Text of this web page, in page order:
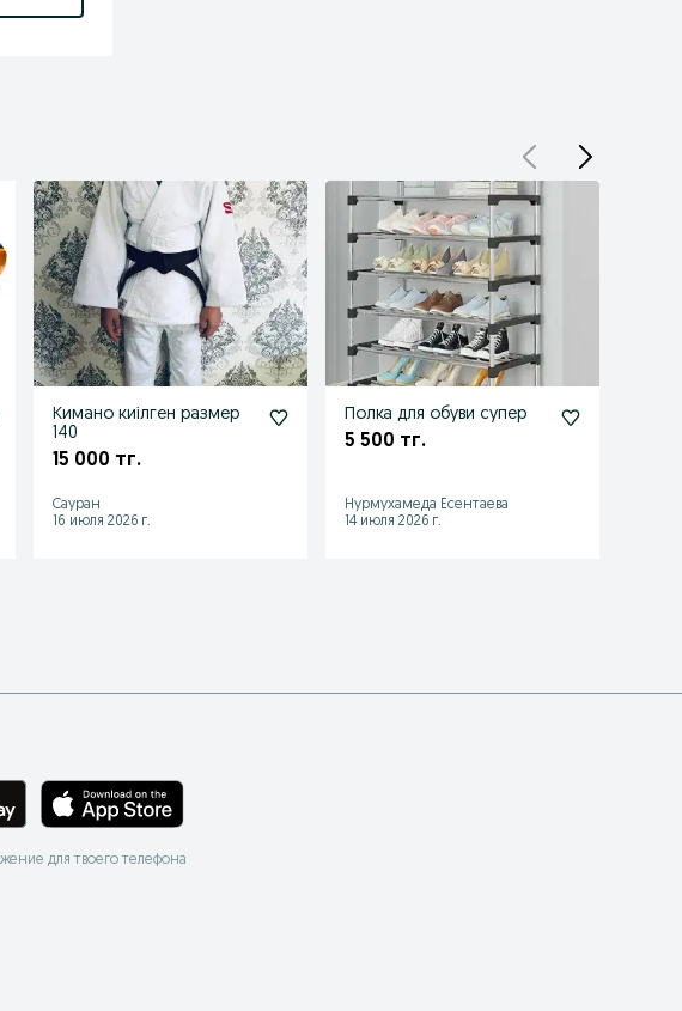
Кимано киілген размер
140
15 000 тг.
Сауран
16 июля 2026 г.
Полка для обуви супер
5 500 тг.
Нурмухамеда Есентаева
14 июля 2026 г.
для твоего телефона